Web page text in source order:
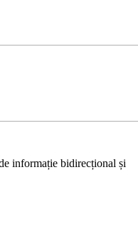
informație bidirecțional și